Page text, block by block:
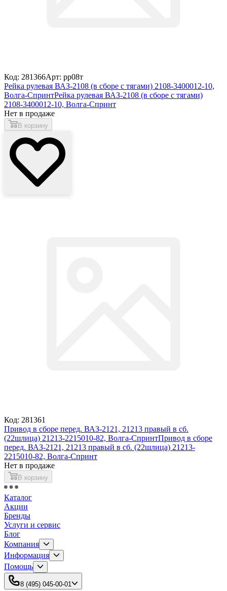
Код: 281366Арт: рр08т
Рейка рулевая ВАЗ-2108 (в сборе с тягами) 2108-3400012-10,
Волга-СпринтРейка рулевая ВАЗ-2108 (в сборе с тягами)
2108-3400012-10, Волга-Спринт
Нет в продаже
В корзину
Код: 281361
Привод в сборе перед. ВАЗ-2121, 21213 правый в сб.
(22шлица) 21213-2215010-82, Волга-СпринтПривод в сборе
перед. ВАЗ-2121, 21213 правый в сб. (22шлица) 21213-
2215010-82, Волга-Спринт
Нет в продаже
В корзину
Каталог
Акции
Бренды
Услуги и сервис
Блог
Компания
Информация
Помощь
8 (495) 045-00-01